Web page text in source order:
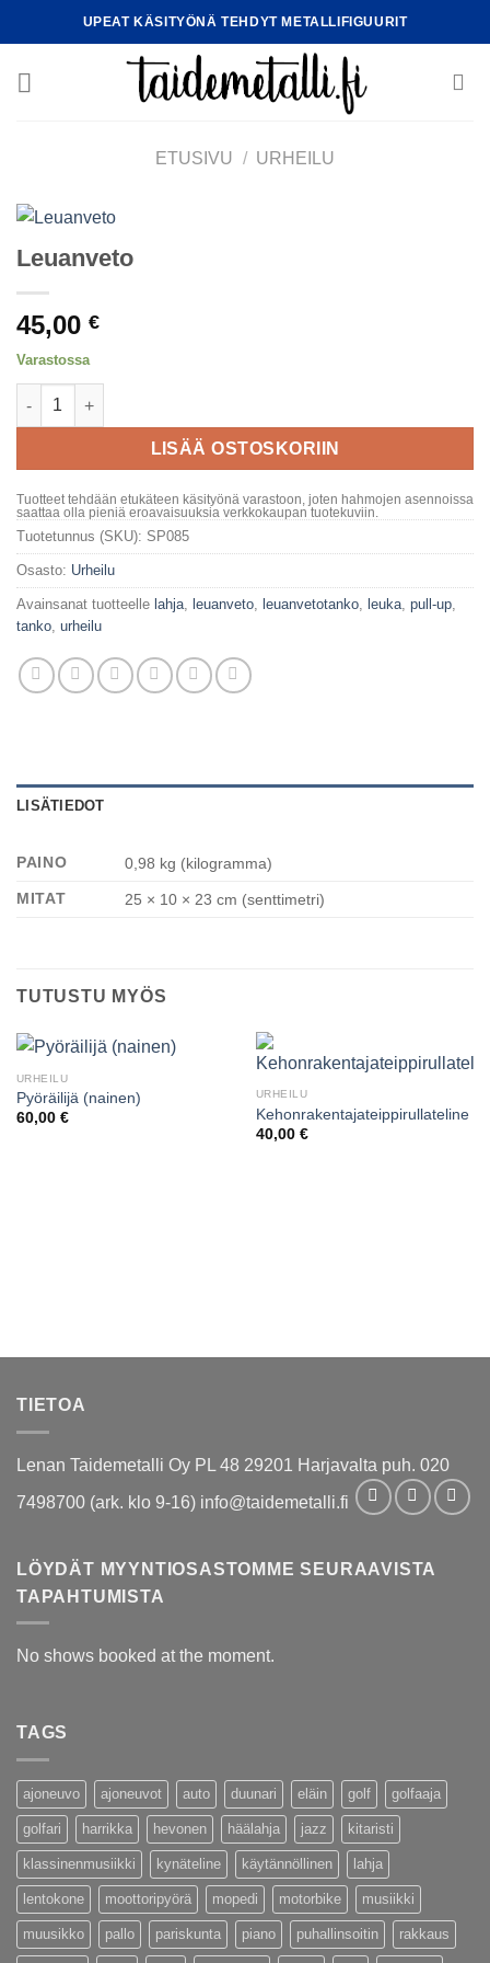
to
UPEAT KÄSITYÖNÄ TEHDYT METALLIFIGUURIT
ETUSIVU / URHEILU
Leuanveto
45,00 €
Varastossa
Leuanveto määrä
LISÄÄ OSTOSKORIIN
Tuotteet tehdään etukäteen käsityönä varastoon, joten hahmojen asennoissa
saattaa olla pieniä eroavaisuuksia verkkokaupan tuotekuviin.
Tuotetunnus (SKU): SP085
Osasto: Urheilu
Avainsanat tuotteelle lahja leuanveto leuanvetotanko leuka pull-up
tanko urheilu
LISÄTIEDOT
PAINO
0,98 kg (kilogramma)
MITAT
25 × 10 × 23 cm (senttimetri)
TUTUSTU MYÖS
URHEILU
Pyöräilijä (nainen)
60,00 €
URHEILU
Kehonrakentajateippirullateline
40,00 €
TIETOA
Lenan Taidemetalli Oy PL 48 29201 Harjavalta puh. 020
7498700 (ark. klo 9-16) info@taidemetalli.fi
LÖYDÄT MYYNTIOSASTOMME SEURAAVISTA
TAPAHTUMISTA
No shows booked at the moment.
TAGS
ajoneuvo ajoneuvot auto duunari eläin golf golfaaja
golfari harrikka hevonen häälahja jazz kitaristi
klassinenmusiikki kynäteline käytännöllinen lahja
lentokone moottoripyörä mopedi motorbike musiikki
muusikko pallo pariskunta piano puhallinsoitin rakkaus